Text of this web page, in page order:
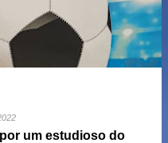
um estudioso do